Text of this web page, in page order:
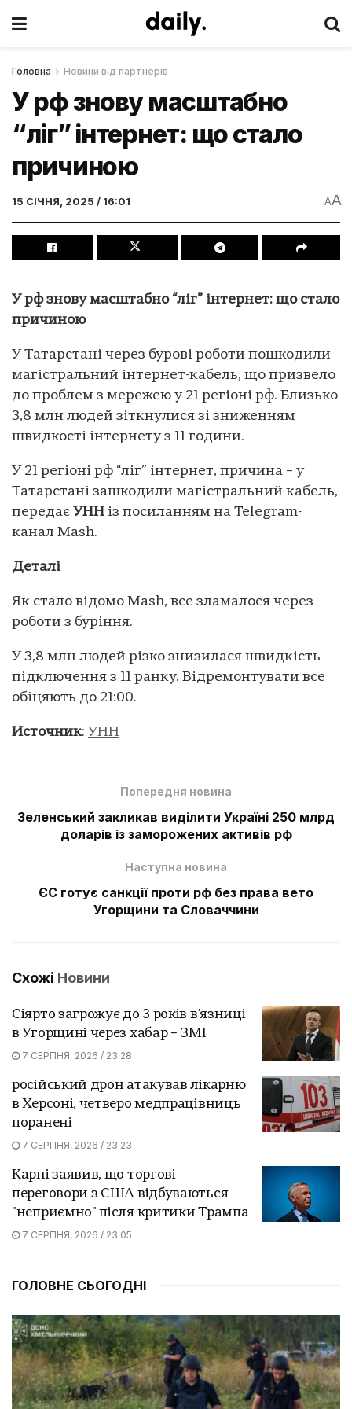
Головна Новини від партнерів
У рф знову масштабно
“ліг” інтернет: що стало
причиною
15 СІЧНЯ, 2025 / 16:01 AA
У рф знову масштабно “ліг” інтернет: що стало
причиною
У Татарстані через бурові роботи пошкодили
магістральний інтернет-кабель, що призвело
до проблем з мережею у 21 регіоні рф. Близько
3,8 млн людей зіткнулися зі зниженням
швидкості інтернету з 11 години.
У 21 регіоні рф “ліг” інтернет, причина – у
Татарстані зашкодили магістральний кабель,
передає УНН із посиланням на Telegram-
канал Mash.
Деталі
Як стало відомо Mash, все зламалося через
роботи з буріння.
У 3,8 млн людей різко знизилася швидкість
підключення з 11 ранку. Відремонтувати все
обіцяють до 21:00.
Источник: УНН
Попередня новина
Зеленський закликав виділити Україні 250 млрд
доларів із заморожених активів рф
Наступна новина
ЄС готує санкції проти рф без права вето
Угорщини та Словаччини
Схожі Новини
Сіярто загрожує до 3 років в'язниці
в Угорщині через хабар – ЗМІ
7 СЕРПНЯ, 2026 / 23:28
російський дрон атакував лікарню
в Херсоні, четверо медпрацівниць
поранені
7 СЕРПНЯ, 2026 / 23:23
Карні заявив, що торгові
переговори з США відбуваються
"неприємно" після критики Трампа
7 СЕРПНЯ, 2026 / 23:05
ГОЛОВНЕ СЬОГОДНІ